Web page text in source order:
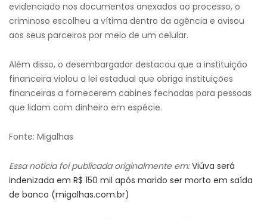
evidenciado nos documentos anexados ao processo, o
criminoso escolheu a vítima dentro da agência e avisou
aos seus parceiros por meio de um celular.
Além disso, o desembargador destacou que a instituição
financeira violou a lei estadual que obriga instituições
financeiras a fornecerem cabines fechadas para pessoas
que lidam com dinheiro em espécie.
Fonte: Migalhas
Essa notícia foi publicada originalmente em: Viúva será
indenizada em R$ 150 mil após marido ser morto em saída
de banco (migalhas.com.br)